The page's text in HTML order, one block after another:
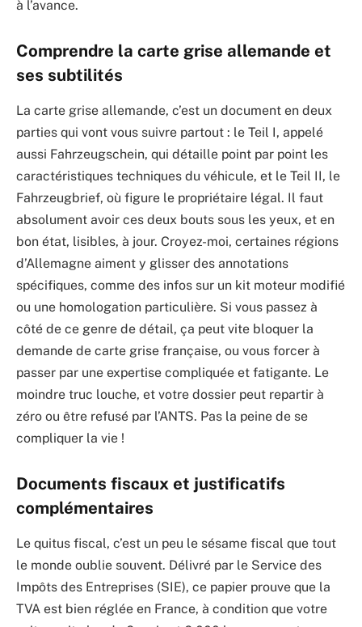
à l’avance.
Comprendre la carte grise allemande et
ses subtilités
La carte grise allemande, c’est un document en deux
parties qui vont vous suivre partout : le Teil I, appelé
aussi Fahrzeugschein, qui détaille point par point les
caractéristiques techniques du véhicule, et le Teil II, le
Fahrzeugbrief, où figure le propriétaire légal. Il faut
absolument avoir ces deux bouts sous les yeux, et en
bon état, lisibles, à jour. Croyez-moi, certaines régions
d’Allemagne aiment y glisser des annotations
spécifiques, comme des infos sur un kit moteur modifié
ou une homologation particulière. Si vous passez à
côté de ce genre de détail, ça peut vite bloquer la
demande de carte grise française, ou vous forcer à
passer par une expertise compliquée et fatigante. Le
moindre truc louche, et votre dossier peut repartir à
zéro ou être refusé par l’ANTS. Pas la peine de se
compliquer la vie !
Documents fiscaux et justificatifs
complémentaires
Le quitus fiscal, c’est un peu le sésame fiscal que tout
le monde oublie souvent. Délivré par le Service des
Impôts des Entreprises (SIE), ce papier prouve que la
TVA est bien réglée en France, à condition que votre